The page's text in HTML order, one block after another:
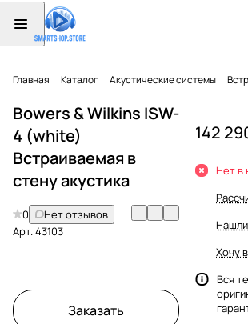
Главная Каталог Акустические системы
Bowers & Wilkins ISW-
4 (white)
Встраиваемая в
стену акустика
0
Нет отзывов
Арт.43103
Заказать
142
Нет в
Хочу
Вся